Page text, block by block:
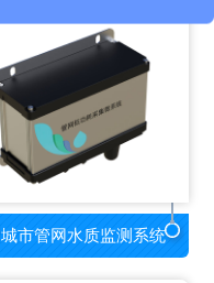
城市管网水质监测系统